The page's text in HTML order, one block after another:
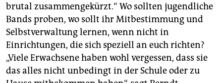
brutal zusammengekürzt.“ Wo sollten jugendliche
Bands proben, wo sollt ihr Mitbestimmung und
Selbstverwaltung lernen, wenn nicht in
Einrichtungen, die sich speziell an euch richten?
„Viele Erwachsene haben wohl vergessen, dass sie
das alles nicht unbedingt in der Schule oder zu